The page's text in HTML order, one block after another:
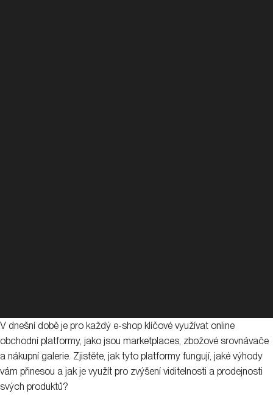
V dnešní době je pro každý e-shop klíčové využívat online
obchodní platformy, jako jsou marketplaces, zbožové srovnávače
a nákupní galerie. Zjistěte, jak tyto platformy fungují, jaké výhody
vám přinesou a jak je využít pro zvýšení viditelnosti a prodejnosti
svých produktů?